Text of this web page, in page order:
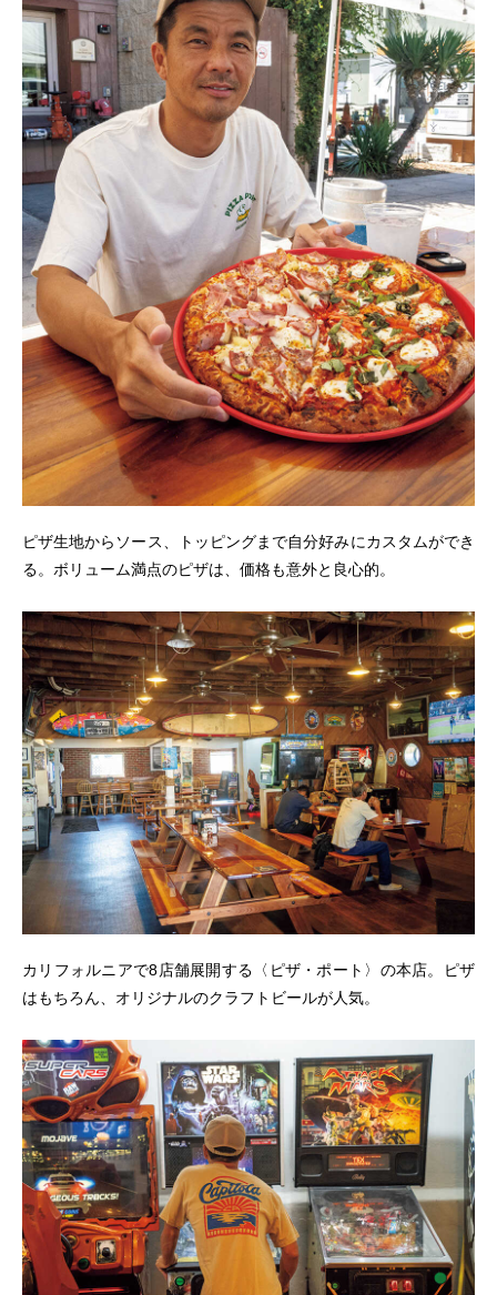
ピザ生地からソース、トッピングまで自分好みにカスタムができ
る。ボリューム満点のピザは、価格も意外と良心的。
カリフォルニアで8店舗展開する〈ピザ・ポート〉の本店。ピザ
はもちろん、オリジナルのクラフトビールが人気。